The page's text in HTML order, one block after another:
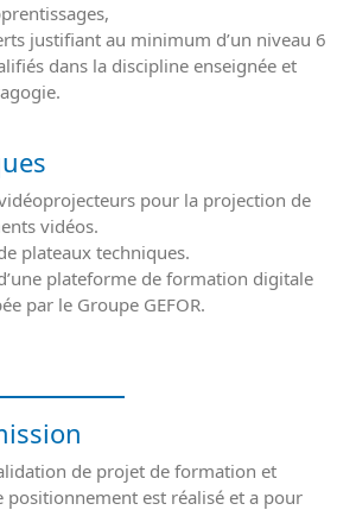
justifiant au minimum d’un niveau 6
dans la discipline enseignée et
pour la projection de
vidéos.
plateaux techniques.
plateforme de formation digitale
par le Groupe GEFOR.
de projet de formation et
positionnement est réalisé et a pour